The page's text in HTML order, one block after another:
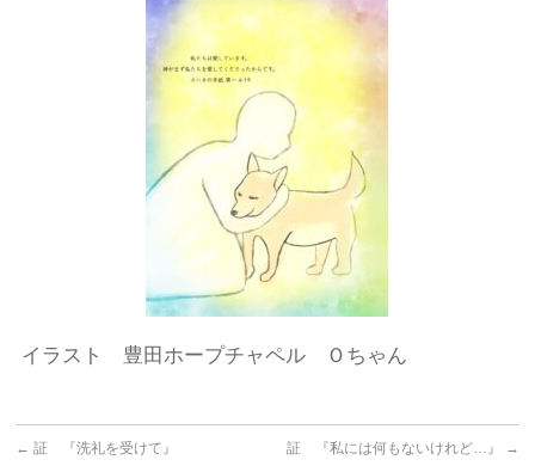
イラスト 豊田ホープチャペル Ｏちゃん
← 証 『洗礼を受けて』 証 『私には何もないけれど…』 →